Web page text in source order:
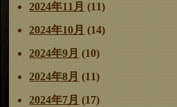
2024年11月 (11)
2024年10月 (14)
2024年9月 (10)
2024年8月 (11)
2024年7月 (17)